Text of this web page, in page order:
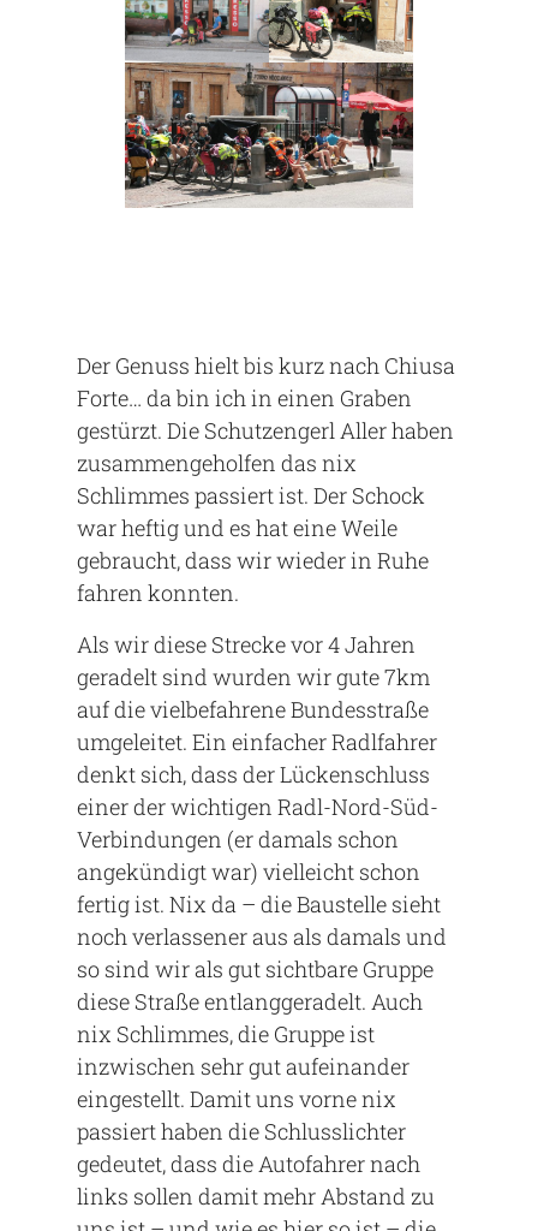
Der Genuss hielt bis kurz nach Chiusa
Forte… da bin ich in einen Graben
gestürzt. Die Schutzengerl Aller haben
zusammengeholfen das nix
Schlimmes passiert ist. Der Schock
war heftig und es hat eine Weile
gebraucht, dass wir wieder in Ruhe
fahren konnten.
Als wir diese Strecke vor 4 Jahren
geradelt sind wurden wir gute 7km
auf die vielbefahrene Bundesstraße
umgeleitet. Ein einfacher Radlfahrer
denkt sich, dass der Lückenschluss
einer der wichtigen Radl-Nord-Süd-
Verbindungen (er damals schon
angekündigt war) vielleicht schon
fertig ist. Nix da – die Baustelle sieht
noch verlassener aus als damals und
so sind wir als gut sichtbare Gruppe
diese Straße entlanggeradelt. Auch
nix Schlimmes, die Gruppe ist
inzwischen sehr gut aufeinander
eingestellt. Damit uns vorne nix
passiert haben die Schlusslichter
gedeutet, dass die Autofahrer nach
links sollen damit mehr Abstand zu